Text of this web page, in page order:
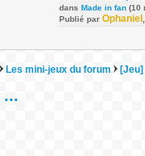
dans Made in fan (10
Publié par Ophaniel
Les mini-jeux du forum
...